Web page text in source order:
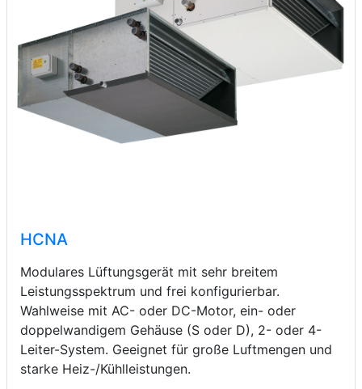
HCNA
Modulares Lüftungsgerät mit sehr breitem
Leistungsspektrum und frei konfigurierbar.
Wahlweise mit AC- oder DC-Motor, ein- oder
doppelwandigem Gehäuse (S oder D), 2- oder 4-
Leiter-System. Geeignet für große Luftmengen und
starke Heiz-/Kühlleistungen.